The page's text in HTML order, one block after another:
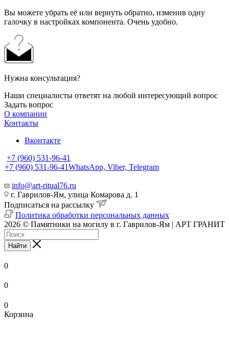
Вы можете убрать её или вернуть обратно, изменив одну
галочку в настройках компонента. Очень удобно.
Нужна консультация?
Наши специалисты ответят на любой интересующий вопрос
Задать вопрос
О компании
Контакты
Вконтакте
+7 (960) 531-96-41
+7 (960) 531-96-41WhatsApp, Viber, Telegram
info@art-ritual76.ru
г. Гаврилов-Ям, улица Комарова д. 1
Подписаться на рассылку
Политика обработки персональных данных
2026 © Памятники на могилу в г. Гаврилов-Ям | АРТ ГРАНИТ
Найти
0
0
0
Корзина